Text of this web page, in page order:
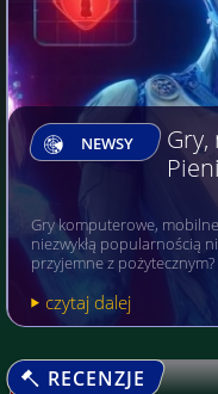
NEWSY
Gry komputerowe,
niezwykłą popularnością
przyjemne z
czytaj dalej
RECENZJE